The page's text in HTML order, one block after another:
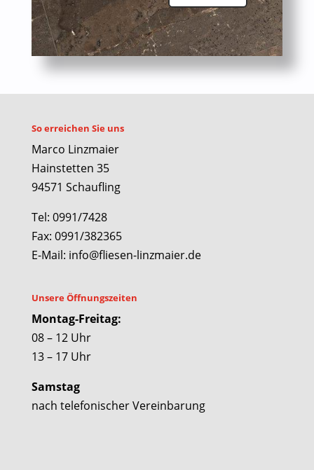
So erreichen Sie uns
Marco Linzmaier
Hainstetten 35
94571 Schaufling
Tel: 0991/7428
Fax: 0991/382365
E-Mail: info@fliesen-linzmaier.de
Unsere Öffnungszeiten
Montag-Freitag:
08 – 12 Uhr
13 – 17 Uhr
Samstag
nach telefonischer Vereinbarung